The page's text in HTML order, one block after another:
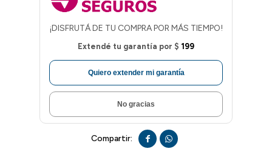
¡DISFRUTÁ DE TU COMPRA POR MÁS TIEMPO!
Extendé tu garantía por $ 199
Quiero extender mi garantía
No gracias
 